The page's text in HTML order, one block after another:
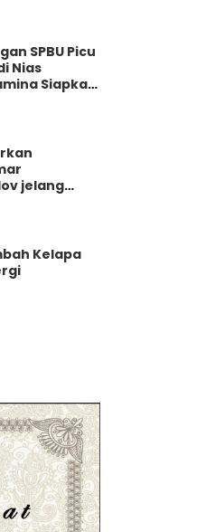
SPBU Picu
Nias
Siapkan
Transaksi
jelang
Dia Kini
Kelapa